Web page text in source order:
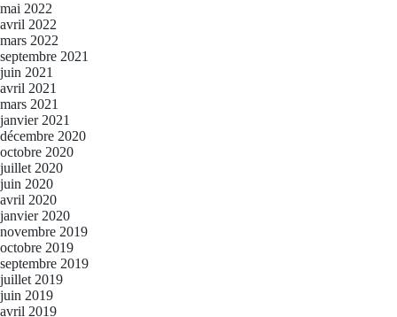
mai 2022
avril 2022
mars 2022
septembre 2021
juin 2021
avril 2021
mars 2021
janvier 2021
décembre 2020
octobre 2020
juillet 2020
juin 2020
avril 2020
janvier 2020
novembre 2019
octobre 2019
septembre 2019
juillet 2019
juin 2019
avril 2019